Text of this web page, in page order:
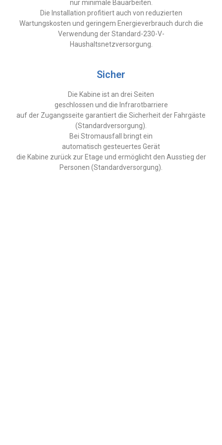
nur minimale Bauarbeiten.
Die Installation profitiert auch von reduzierten
Wartungskosten und geringem Energieverbrauch durch die
Verwendung der Standard-230-V-
Haushaltsnetzversorgung.
Sicher
Die Kabine ist an drei Seiten
geschlossen und die Infrarotbarriere
auf der Zugangsseite garantiert die Sicherheit der Fahrgäste
(Standardversorgung).
Bei Stromausfall bringt ein
automatisch gesteuertes Gerät
die Kabine zurück zur Etage und ermöglicht den Ausstieg der
Personen (Standardversorgung).